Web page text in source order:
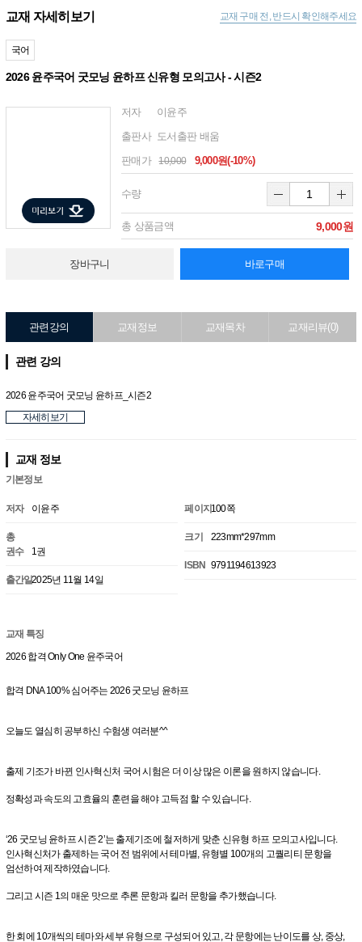
교재 자세히보기 교재 구매 전, 반드시 확인해주세요
국어
2026 윤주국어 굿모닝 윤하프 신유형 모의고사 - 시즌2
저자 이윤주
출판사 도서출판 배움
판매가 10,000 9,000원(-10%)
수량
총 상품금액 9,000원
장바구니 바로구매
관련강의 교재정보 교재목차 교재리뷰(0)
관련 강의
2026 윤주국어 굿모닝 윤하프_시즌2
자세히보기
교재 정보
기본정보
저자 이윤주
총
권수
1권
출간일2025년 11월 14일
페이지100쪽
크기 223mm*297mm
ISBN 9791194613923
교재 특징
2026 합격 Only One 윤주국어
합격 DNA 100% 심어주는 2026 굿모닝 윤하프
오늘도 열심히 공부하신 수험생 여러분^^
출제 기조가 바뀐 인사혁신처 국어 시험은 더 이상 많은 이론을 원하지 않습니다.
정확성과 속도의 고효율의 훈련을 해야 고득점 할 수 있습니다.
‘26 굿모닝 윤하프 시즌 2’는 출제기조에 철저하게 맞춘 신유형 하프 모의고사입니다.
인사혁신처가 출제하는 국어 전 범위에서 테마별, 유형별 100개의 고퀄리티 문항을
엄선하여 제작하였습니다.
그리고 시즌 1의 매운 맛으로 추론 문항과 킬러 문항을 추가했습니다.
한 회에 10개씩의 테마와 세부 유형으로 구성되어 있고, 각 문항에는 난이도를 상, 중상,